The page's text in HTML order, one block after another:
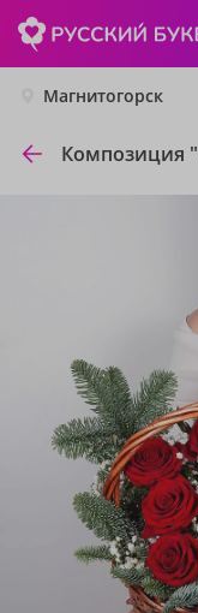
Магнитогорск
Композиция